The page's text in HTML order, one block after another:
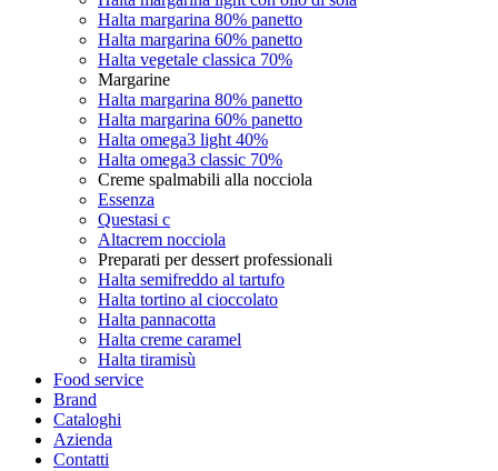
Halta margarina 80% panetto
Halta margarina 60% panetto
Halta vegetale classica 70%
Margarine
Halta margarina 80% panetto
Halta margarina 60% panetto
Halta omega3 light 40%
Halta omega3 classic 70%
Creme spalmabili alla nocciola
Essenza
Questasi c
Altacrem nocciola
Preparati per dessert professionali
Halta semifreddo al tartufo
Halta tortino al cioccolato
Halta pannacotta
Halta creme caramel
Halta tiramisù
Food service
Brand
Cataloghi
Azienda
Contatti